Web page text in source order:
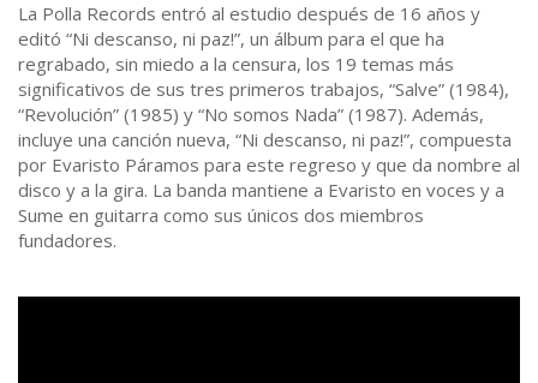
La Polla Records entró al estudio después de 16 años y
editó “Ni descanso, ni paz!”, un álbum para el que ha
regrabado, sin miedo a la censura, los 19 temas más
significativos de sus tres primeros trabajos, “Salve” (1984),
“Revolución” (1985) y “No somos Nada” (1987). Además,
incluye una canción nueva, “Ni descanso, ni paz!”, compuesta
por Evaristo Páramos para este regreso y que da nombre al
disco y a la gira. La banda mantiene a Evaristo en voces y a
Sume en guitarra como sus únicos dos miembros
fundadores.